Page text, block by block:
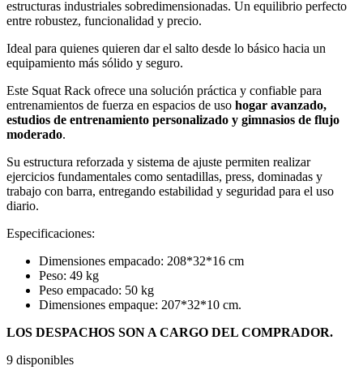
estructuras industriales sobredimensionadas. Un equilibrio perfecto
entre robustez, funcionalidad y precio.
Ideal para quienes quieren dar el salto desde lo básico hacia un
equipamiento más sólido y seguro.
Este Squat Rack ofrece una solución práctica y confiable para
entrenamientos de fuerza en espacios de uso hogar avanzado,
estudios de entrenamiento personalizado y gimnasios de flujo
moderado.
Su estructura reforzada y sistema de ajuste permiten realizar
ejercicios fundamentales como sentadillas, press, dominadas y
trabajo con barra, entregando estabilidad y seguridad para el uso
diario.
Especificaciones:
Dimensiones empacado: 208*32*16 cm
Peso: 49 kg
Peso empacado: 50 kg
Dimensiones empaque: 207*32*10 cm.
LOS DESPACHOS SON A CARGO DEL COMPRADOR.
9 disponibles